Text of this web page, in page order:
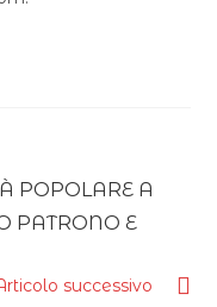
POPOLARE A
PATRONO E
successivo